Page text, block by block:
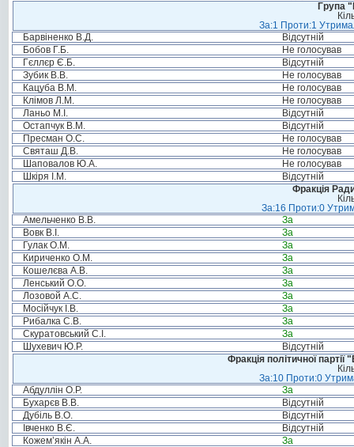
Група
За:1 Проти:1
Барвіненко В.Д.
Відсутній
Бобов Г.Б.
Не голосував
Гєллєр Є.Б.
Відсутній
Зубик В.В.
Не голосував
Кацуба В.М.
Не голосував
Клімов Л.М.
Не голосував
Ланьо М.І.
Відсутній
Остапчук В.М.
Відсутній
Пресман О.С.
Не голосував
Святаш Д.В.
Не голосував
Шаповалов Ю.А.
Не голосував
Шкіря І.М.
Відсутній
Фракція
За:16 Проти:0
Амельченко В.В.
За
Вовк В.І.
За
Гулак О.М.
За
Кириченко О.М.
За
Кошелєва А.В.
За
Ленський О.О.
За
Лозовой А.С.
За
Мосійчук І.В.
За
Рибалка С.В.
За
Скуратовський С.І.
За
Шухевич Ю.Р.
Відсутній
Фракція політичної
За:10 Проти:0
Абдуллін О.Р.
За
Бухарєв В.В.
Відсутній
Дубіль В.О.
Відсутній
Івченко В.Є.
Відсутній
Кожем’якін А.А.
За